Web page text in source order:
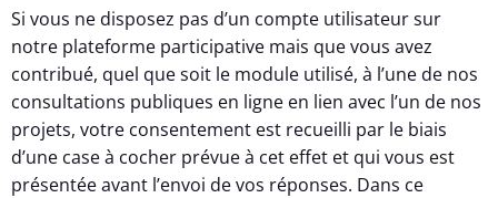
Si vous ne disposez pas d’un compte utilisateur sur
notre plateforme participative mais que vous avez
contribué, quel que soit le module utilisé, à l’une de nos
consultations publiques en ligne en lien avec l’un de nos
projets, votre consentement est recueilli par le biais
d’une case à cocher prévue à cet effet et qui vous est
présentée avant l’envoi de vos réponses. Dans ce